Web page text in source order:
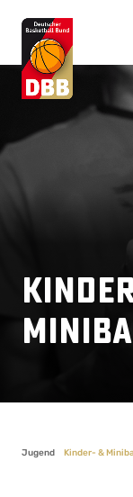
Jugend Kinder- &